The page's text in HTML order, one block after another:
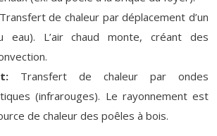
Transfert de chaleur par déplacement d’un
eau). L’air chaud monte, créant des
Transfert de chaleur par ondes
(infrarouges). Le rayonnement est
de chaleur des poêles à bois.